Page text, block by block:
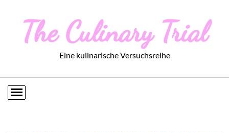
The Culinary Trial
Eine kulinarische Versuchsreihe